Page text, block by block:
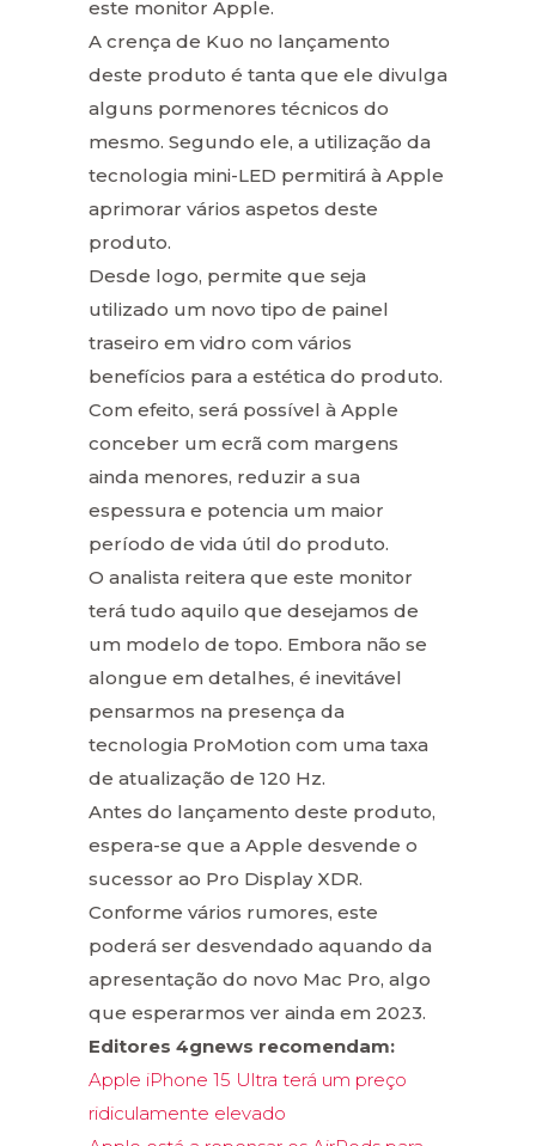
este monitor Apple.
A crença de Kuo no lançamento
deste produto é tanta que ele divulga
alguns pormenores técnicos do
mesmo. Segundo ele, a utilização da
tecnologia mini-LED permitirá à Apple
aprimorar vários aspetos deste
produto.
Desde logo, permite que seja
utilizado um novo tipo de painel
traseiro em vidro com vários
benefícios para a estética do produto.
Com efeito, será possível à Apple
conceber um ecrã com margens
ainda menores, reduzir a sua
espessura e potencia um maior
período de vida útil do produto.
O analista reitera que este monitor
terá tudo aquilo que desejamos de
um modelo de topo. Embora não se
alongue em detalhes, é inevitável
pensarmos na presença da
tecnologia ProMotion com uma taxa
de atualização de 120 Hz.
Antes do lançamento deste produto,
espera-se que a Apple desvende o
sucessor ao Pro Display XDR.
Conforme vários rumores, este
poderá ser desvendado aquando da
apresentação do novo Mac Pro, algo
que esperarmos ver ainda em 2023.
Editores 4gnews recomendam:
Apple iPhone 15 Ultra terá um preço
ridiculamente elevado